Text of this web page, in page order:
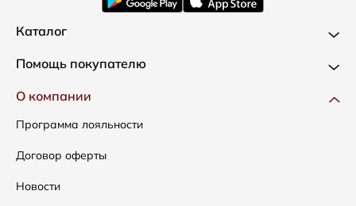
Каталог
Новинки
Одежда
Сумки
Аксессуары
Распродажа
Помощь покупателю
Доставка и оплата
Как оформить заказ
Условия возвратов
Таблица размеров
О компании
Программа лояльности
Договор оферты
Новости